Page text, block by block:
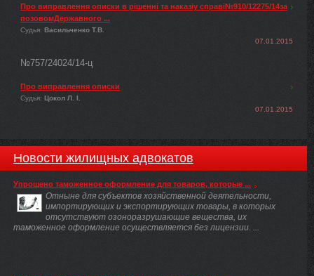
Про виправлення описки в рішенні та наказіу справі№910/12275/14за
позовомДержавного ...
Судья: Васильченко Т.В.
07.01.2015
№757/24024/14-ц
Про виправлення описки
Судья: Цокол Л. І.
07.01.2015
Новости жилищных адвокатов
Упрощено таможенное оформление для товаров, которые ...
Отныне для субъектов хозяйственной деятельности,
импортирующих и экспортирующих товары, в которых
отсутствуют озоноразрушающие вещества, их
таможенное оформление осуществляется без лицензии. ...